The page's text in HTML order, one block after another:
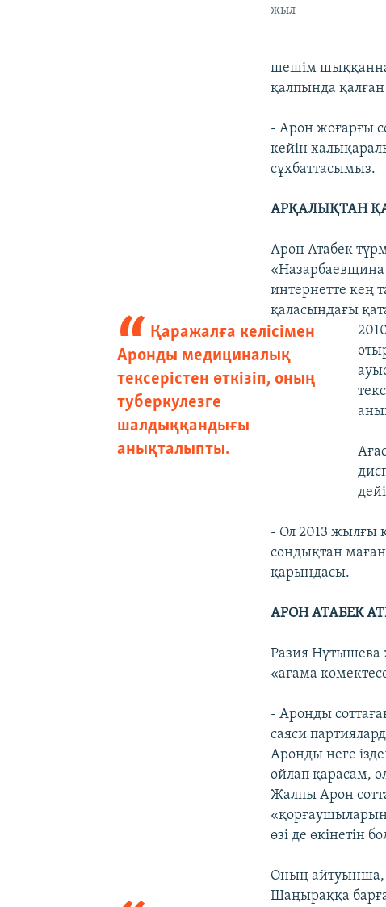
жыл
шешім
қалпында қалған
- Арон жоғарғы
кейін
сұхбаттасымыз.
АРҚАЛЫҚТАН
Арон Атабек
«Назарбаевщина
интернетте кең
қаласындағы
Қаражалға келісімен
Аронды медициналық
тексерістен өткізіп, оның
туберкулезге
шалдыққандығы
анықталыпты.
- Ол 2013 жылғы
сондықтан
қарындасы.
АРОН АТАБЕК
Разия Нұтышева
«ағама
- Аронды
саяси
Аронды неге
ойлап қарасам,
Жалпы Арон
өзі де өкінетін
Оның айтуынша,
Шаңыраққа